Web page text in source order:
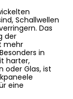
Schallwellen
Das
der
mehr
in
harter,
oder Glas, ist
eine